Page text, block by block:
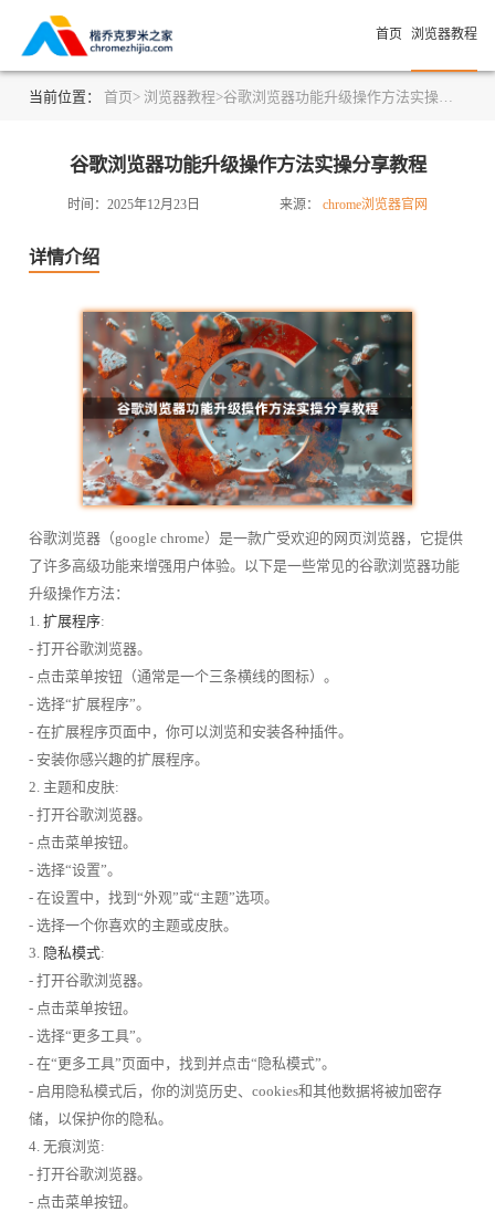
首页 浏览器教程
当前位置： 首页> 浏览器教程>谷歌浏览器功能升级操作方法实操分享教程
谷歌浏览器功能升级操作方法实操分享教程
时间：2025年12月23日 来源： chrome浏览器官网
详情介绍
谷歌浏览器（google chrome）是一款广受欢迎的网页浏览器，它提供
了许多高级功能来增强用户体验。以下是一些常见的谷歌浏览器功能
升级操作方法：
1. 扩展程序:
- 打开谷歌浏览器。
- 点击菜单按钮（通常是一个三条横线的图标）。
- 选择“扩展程序”。
- 在扩展程序页面中，你可以浏览和安装各种插件。
- 安装你感兴趣的扩展程序。
2. 主题和皮肤:
- 打开谷歌浏览器。
- 点击菜单按钮。
- 选择“设置”。
- 在设置中，找到“外观”或“主题”选项。
- 选择一个你喜欢的主题或皮肤。
3. 隐私模式:
- 打开谷歌浏览器。
- 点击菜单按钮。
- 选择“更多工具”。
- 在“更多工具”页面中，找到并点击“隐私模式”。
- 启用隐私模式后，你的浏览历史、cookies和其他数据将被加密存
储，以保护你的隐私。
4. 无痕浏览:
- 打开谷歌浏览器。
- 点击菜单按钮。